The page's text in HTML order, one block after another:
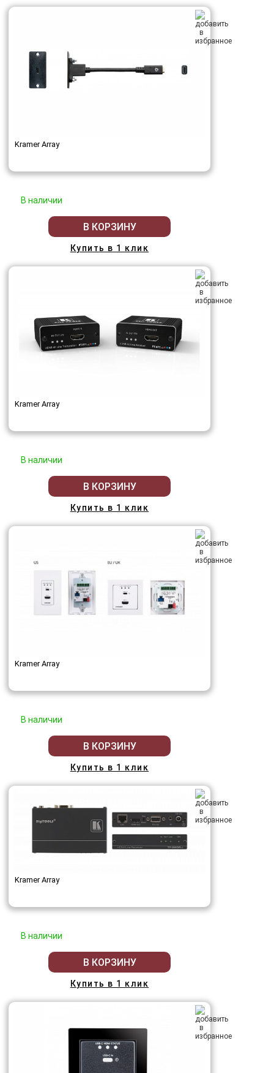
Kramer Array
В наличии
В КОРЗИНУ
Купить в 1 клик
Kramer Array
В наличии
В КОРЗИНУ
Купить в 1 клик
Kramer Array
В наличии
В КОРЗИНУ
Купить в 1 клик
Kramer Array
В наличии
В КОРЗИНУ
Купить в 1 клик